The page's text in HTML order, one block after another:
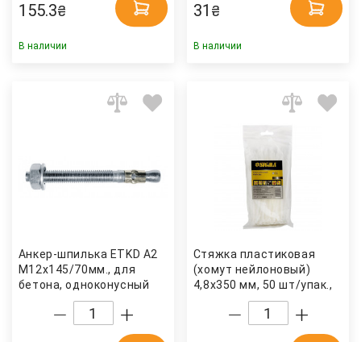
155.3₴
В наличии
31 ₴
В наличии
Анкер-шпилька ETKD А2
М12х145/70мм., для
бетона, одноконуcный
METALVIS
Стяжка пластиковая
(хомут нейлоновый)
4,8x350 мм, 50 шт/упак.,
бел. Sigma